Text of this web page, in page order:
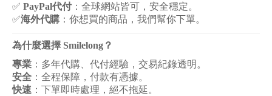
✅ PayPal代付：全球網站皆可，安全穩定。
✅海外代購 ：你想買的商品，我們幫你下單。
為什麼選擇 Smilelong？
專業 ：多年代購、代付經驗，交易紀錄透明。
安全 ：全程保障，付款有憑據。
快速 ：下單即時處理，絕不拖延。